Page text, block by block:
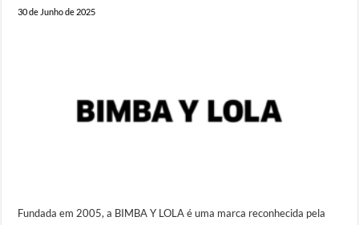
30 de Junho de 2025
Fundada em 2005, a BIMBA Y LOLA é uma marca reconhecida pela